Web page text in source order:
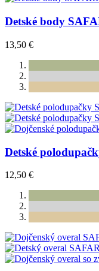
Detské body
13,50 €
Detské
12,50 €